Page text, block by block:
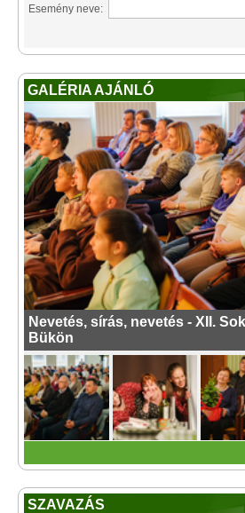
Esemény neve:
GALÉRIA AJÁNLÓ
Nevetés, sírás, nevetés - XII.
Bükön
SZAVAZÁS